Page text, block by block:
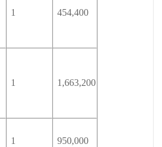
1 454,400
1 1,663,200
1 950,000